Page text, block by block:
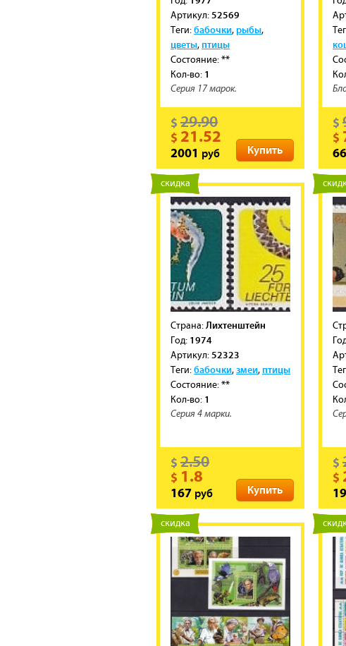
Артикул:52569
Теги:бабочки,рыбы,
цветы,птицы
Состояние:**
Кол-во: 1
Серия 17 марок.
Купить
$ 29.90
$ 21.52
2001 руб
$
$
новинка
скидка
Cтрана:Лихтенштейн
Год: 1974
Артикул:52323
Теги:бабочки,змеи,птицы
Состояние:**
Кол-во: 1
Серия 4 марки.
Купить
$ 2.50
$ 1.8
167 руб
$
$
новинка
скидка